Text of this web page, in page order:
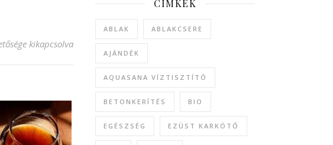
rendelkezzen egy webáruház? bejegyzéshez
kikapcsolva
CÍMKÉK
ABLAK ABLAKCSERE
AJÁNDÉK
AQUASANA VÍZTISZTÍTÓ
BETONKERÍTÉS BIO
EGÉSZSÉG EZÜST KARKÖTŐ